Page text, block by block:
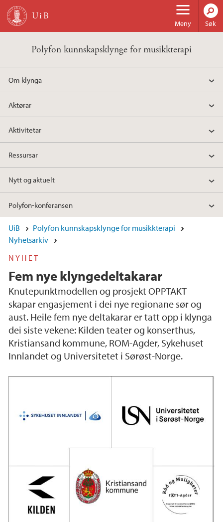
Hopp til hovedinnhold
Meny Søk
Polyfon kunnskapsklynge for musikkterapi
Om klynga
Aktørar
Aktivitetar
Ressursar
Nytt og aktuelt
Polyfon-konferansen
UiB
Polyfon kunnskapsklynge for musikkterapi
Nyhetsarkiv
NYHET
Fem nye klyngedeltakarar
Knutepunktmodellen og prosjekt OPPTAKT
skapar engasjement i dei nye regionane sør og
aust. Heile fem nye deltakarar er tatt opp i klynga
dei siste vekene: Kilden teater og konserthus,
Kristiansand kommune, ROM-Agder, Sykehuset
Innlandet og Universitetet i Sørøst-Norge.